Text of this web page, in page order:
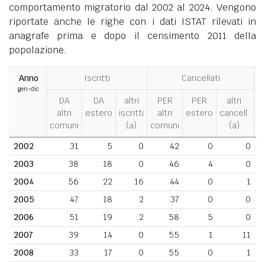
comportamento migratorio dal 2002 al 2024. Vengono
riportate anche le righe con i dati ISTAT rilevati in
anagrafe prima e dopo il censimento 2011 della
popolazione.
Anno
gen-dic
Iscritti
Cancellati
DA
altri
comuni
DA
estero
altri
iscritti
(a)
PER
altri
comuni
PER
estero
altri
cancell.
(a)
2002
31 5 0 42 0
0
2003
38 18 0 46 4
0
2004
56 22 16 44 0
1
2005
47 18 2 37 0
0
2006
51 19 2 58 5
0
2007
39 14 0 55 1
11
2008
33 17 0 55 0
1